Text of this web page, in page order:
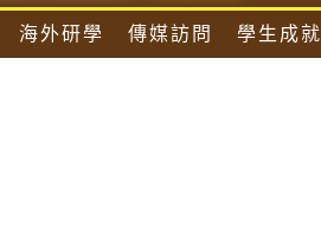
海外研學 傳媒訪問 學生成就